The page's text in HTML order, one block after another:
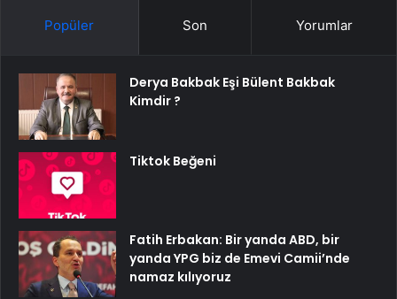
Popüler Son Yorumlar
Derya Bakbak Eşi Bülent Bakbak
Kimdir ?
Tiktok Beğeni
Fatih Erbakan: Bir yanda ABD, bir
yanda YPG biz de Emevi Camii’nde
namaz kılıyoruz